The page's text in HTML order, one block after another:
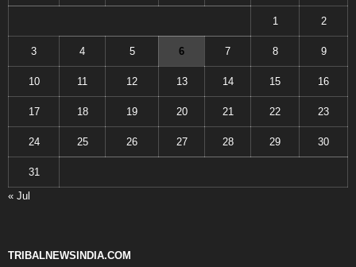
1 2
3 4 5 6 7 8 9
10 11 12 13 14 15 16
17 18 19 20 21 22 23
24 25 26 27 28 29 30
31
« Jul
TRIBALNEWSINDIA.COM